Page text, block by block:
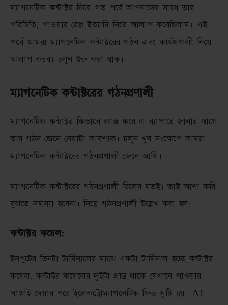
ম্যাগনেটিক কন্টাক্টর নিয়ে গত পর্বে আপনাদের সাথে তার
পরিচিতি, পাওয়ার রেঞ্জ ইত্যাদি নিয়ে আলাপ করেছিলাম। এই
পর্বে আমরা ম্যাগনেটিক কন্টাক্টরের গঠন এবং কার্যপ্রণালী নিয়ে
আলাপ করব। চলুন শুরু করা যাক।
ম্যাগনেটিক কন্টাক্টরের গঠনপ্রণালী
ম্যাগনেটিক কন্টাক্টর কিভাবে কাজ করে এ ব্যাপারে জানার আগে
তার গঠন জেনে নেয়াটা আবশ্যক। চলুন খুব সংক্ষেপে আমরা
ম্যাগনেটিক কন্টাক্টরের গঠনপ্রণালী জেনে আসি।
ম্যাগনেটিক কন্টাক্টরের গঠনপ্রণালী রিলের মতই। তাই আশা করি
বুঝতে সমস্যা হবেনা। নিম্নে গঠনপ্রণালী উল্লেখ করা হল:
কন্টাক্টর কয়েল:
ইনপুটের তিনটা টার্মিনালের মাঝে একটা টার্মিনাল হচ্ছে কন্টাক্টর
কয়েল, কন্টাক্টর কয়েলের দুইটা প্রান্ত থাকে যেখানে পাওয়ার
সাপ্লাই দেয়ার পরে ইলেকট্রোম্যাগনেটিক ফিল্ড সৃষ্টি হয়। A1